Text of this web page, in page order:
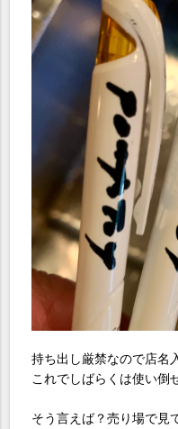
持ち出し厳禁なので店名入
これでしばらくは使い倒
そう言えば？売り場で見